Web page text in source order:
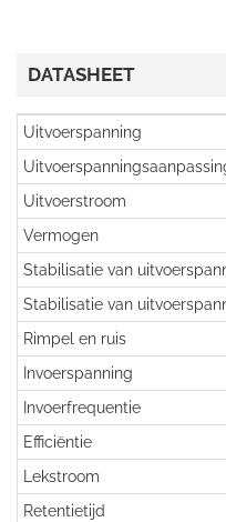
DATASHEET
Uitvoerspanning
Uitvoerstroom
Vermogen
Stabilisatie van
Stabilisatie van
Rimpel en ruis
Invoerspanning
Invoerfrequentie
Efficiëntie
Lekstroom
Retentietijd